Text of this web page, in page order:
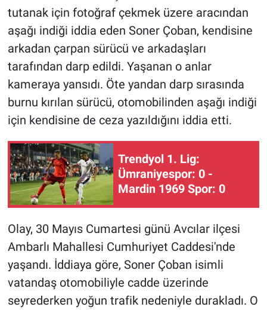
tutanak için fotoğraf çekmek üzere aracından
aşağı indiği iddia eden Soner Çoban, kendisine
arkadan çarpan sürücü ve arkadaşları
tarafından darp edildi. Yaşanan o anlar
kameraya yansıdı. Öte yandan darp sırasında
burnu kırılan sürücü, otomobilinden aşağı indiği
için kendisine de ceza yazıldığını iddia etti.
Trendyol 1. Lig:
Ümraniyespor: 0 -
Mardin 1969 Spor: 0
Olay, 30 Mayıs Cumartesi günü Avcılar ilçesi
Ambarlı Mahallesi Cumhuriyet Caddesi'nde
yaşandı. İddiaya göre, Soner Çoban isimli
vatandaş otomobiliyle cadde üzerinde
seyrederken yoğun trafik nedeniyle durakladı. O